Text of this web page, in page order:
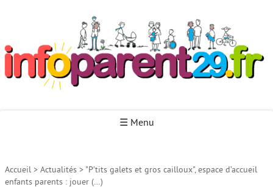
☰ Menu
Accueil
Accueil > Actualités > "P’tits galets et gros cailloux", espace d’accueil
enfants parents : jouer (…)